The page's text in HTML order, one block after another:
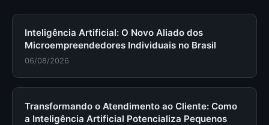
Inteligência Artificial: O Novo Aliado dos
Microempreendedores Individuais no Brasil
06/08/2026
Transformando o Atendimento ao Cliente: Como
a Inteligência Artificial Potencializa Pequenos